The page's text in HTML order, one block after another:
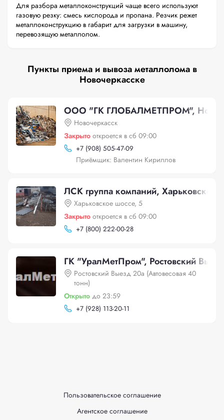
Для разбора металлоконструкций чаще всего используют
газовую резку: смесь кислорода и пропана. Резчик режет
металлоконструкцию в габарит для загрузки в машину,
перевозящую металлолом.
Пункты приема и вывоза металлолома в
Новочеркасске
ООО "ГК ГЛОБАЛМЕТПРОМ",
Новочеркасск
Закрыто откроется в сб 09:00
+7 (908) 505-47-09
Приёмщик: Валентин Кириллов
ЛСК группа компаний, Харьковское
Харьковское шоссе, 5
Закрыто откроется в сб 09:00
+7 (800) 222-00-28
ГК "УралМетПром", Ростовский
Ростовский Выезд 20а (Автовесовая 40
тонн)
Открыто до 23:59
+7 (928) 113-20-11
Пользовательское соглашение
Агентское соглашение